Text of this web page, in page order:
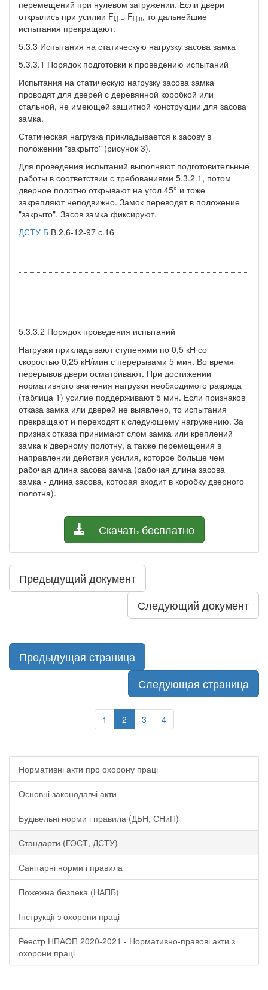
перемещений при нулевом загружении. Если двери
открылись при усилии Fi,j  Fi,j,н, то дальнейшие
испытания прекращают.
5.3.3 Испытания на статическую нагрузку засова замка
5.3.3.1 Порядок подготовки к проведению испытаний
Испытания на статическую нагрузку засова замка
проводят для дверей с деревянной коробкой или
стальной, не имеющей защитной конструкции для засова
замка.
Статическая нагрузка прикладывается к засову в
положении "закрыто" (рисунок 3).
Для проведения испытаний выполняют подготовительные
работы в соответствии с требованиями 5.3.2.1, потом
дверное полотно открывают на угол 45° и тоже
закрепляют неподвижно. Замок переводят в положение
"закрыто". Засов замка фиксируют.
ДСТУ Б В.2.6-12-97 с.16
5.3.3.2 Порядок проведения испытаний
Нагрузки прикладывают ступенями по 0,5 кН со
скоростью 0,25 кН/мин с перерывами 5 мин. Во время
перерывов двери осматривают. При достижении
нормативного значения нагрузки необходимого разряда
(таблица 1) усилие поддерживают 5 мин. Если признаков
отказа замка или дверей не выявлено, то испытания
прекращают и переходят к следующему нагружению. За
признак отказа принимают слом замка или креплений
замка к дверному полотну, а также перемещения в
направлении действия усилия, которое больше чем
рабочая длина засова замка (рабочая длина засова
замка - длина засова, которая входит в коробку дверного
полотна).
Скачать бесплатно
Предыдущий документ
Следующий документ
Предыдущая страница
Следующая страница
1 2 3 4
Нормативні акти про охорону праці
Основні законодавчі акти
Будівельні норми і правила (ДБН, СНиП)
Стандарти (ГОСТ, ДСТУ)
Санітарні норми і правила
Пожежна безпека (НАПБ)
Інструкції з охорони праці
Реестр НПАОП 2020-2021 - Нормативно-правові акти з
охорони праці